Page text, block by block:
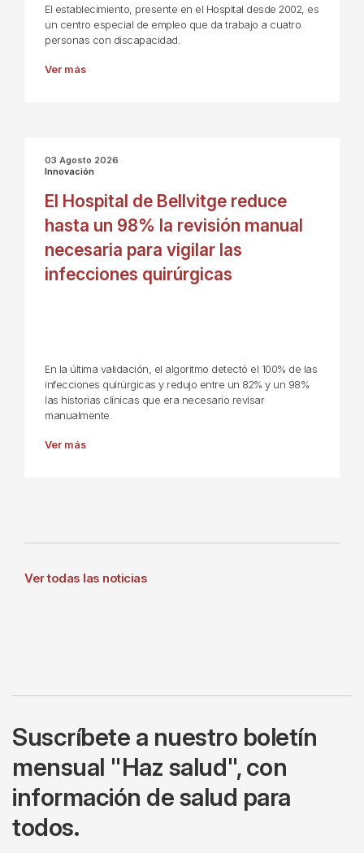
El establecimiento, presente en el Hospital desde 2002, es
un centro especial de empleo que da trabajo a cuatro
personas con discapacidad.
Ver más
03 Agosto 2026
Innovación
El Hospital de Bellvitge reduce
hasta un 98% la revisión manual
necesaria para vigilar las
infecciones quirúrgicas
En la última validación, el algoritmo detectó el 100% de las
infecciones quirúrgicas y redujo entre un 82% y un 98%
las historias clínicas que era necesario revisar
manualmente.
Ver más
Ver todas las noticias
Suscríbete a nuestro boletín
mensual "Haz salud", con
información de salud para
todos.